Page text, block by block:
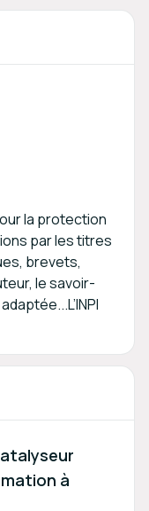
la protection
par les titres
brevets,
le savoir-
à